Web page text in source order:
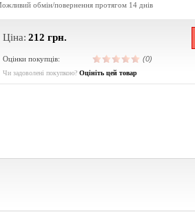
обмін/повернення протягом 14 днів
Ціна: 212 грн.
Оцінки покупців: (0)
Чи задоволені покупкою? Оцініть цей товар